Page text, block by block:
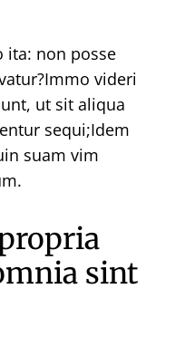
ita: non posse
videri
ut sit aliqua
sequi;Idem
suam vim
sint